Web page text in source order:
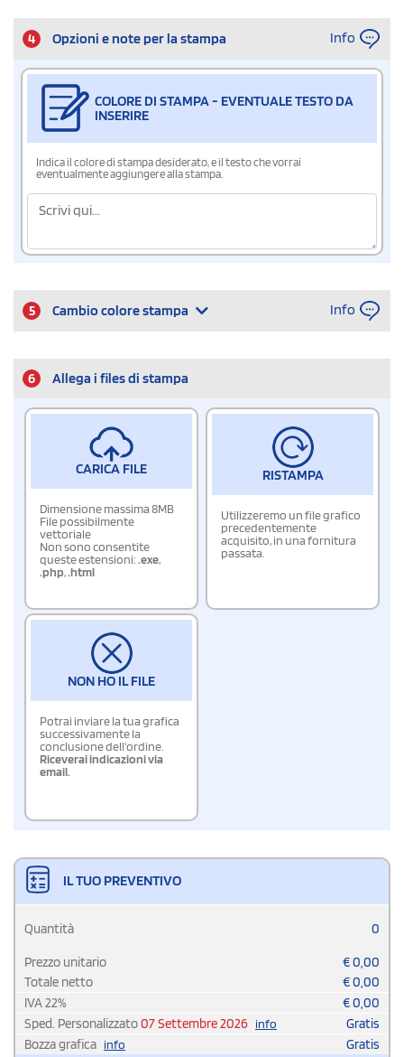
4 Opzioni e note per la stampa Info
COLORE DI STAMPA - EVENTUALE TESTO DA
INSERIRE
Indica il colore di stampa desiderato, e il testo che vorrai
eventualmente aggiungere alla stampa.
5 Cambio colore stampa Info
6 Allega i files di stampa
CARICA FILE
Dimensione massima 8MB
File possibilmente
vettoriale
Non sono consentite
queste estensioni:.exe,
.php,.html
RISTAMPA
Utilizzeremo un file grafico
precedentemente
acquisito, in una fornitura
passata.
NON HO IL FILE
Potrai inviare la tua grafica
successivamente la
conclusione dell'ordine.
Riceverai indicazioni via
email.
IL TUO PREVENTIVO
Quantità 0
Prezzo unitario €0,00
Totale netto
€0,00
IVA22% €0,00
Sped. Personalizzato07 Settembre 2026 info
Gratis
Bozza grafica info Gratis